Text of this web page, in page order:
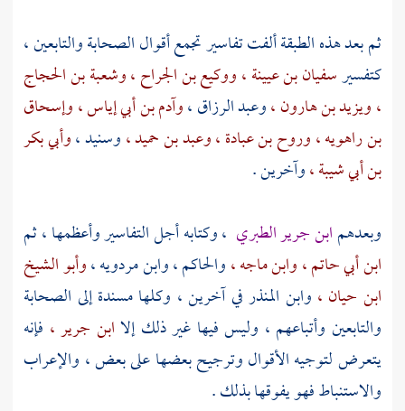
ثم بعد هذه الطبقة ألفت تفاسير تجمع أقوال الصحابة والتابعين ،
كتفسيرسفيان بن عيينة ،ووكيع بن الجراح ،وشعبة بن الحجاج
،ويزيد بن هارون ،وعبد الرزاق ،وآدم بن أبي إياس ،وإسحاق
بن راهويه ،وروح بن عبادة ،وعبد بن حميد ،وسنيد ،وأبي بكر
بن أبي شيبة ،وآخرين .
وبعدهمابن جرير الطبري ،وكتابه أجل التفاسير وأعظمها ، ثم
ابن أبي حاتم ،وابن ماجه ،والحاكم ،وابن مردويه ،وأبو الشيخ
ابن حيان ، وابن المنذرفي آخرين ، وكلها مسندة إلى الصحابة
والتابعين وأتباعهم ، وليس فيها غير ذلك إلاابن جرير ، فإنه
يتعرض لتوجيه الأقوال وترجيح بعضها على بعض ، والإعراب
والاستنباط فهو يفوقها بذلك .